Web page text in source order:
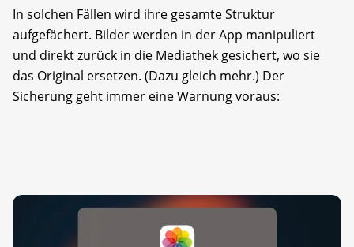
In solchen Fällen wird ihre gesamte Struktur
aufgefächert. Bilder werden in der App manipuliert
und direkt zurück in die Mediathek gesichert, wo sie
das Original ersetzen. (Dazu gleich mehr.) Der
Sicherung geht immer eine Warnung voraus: